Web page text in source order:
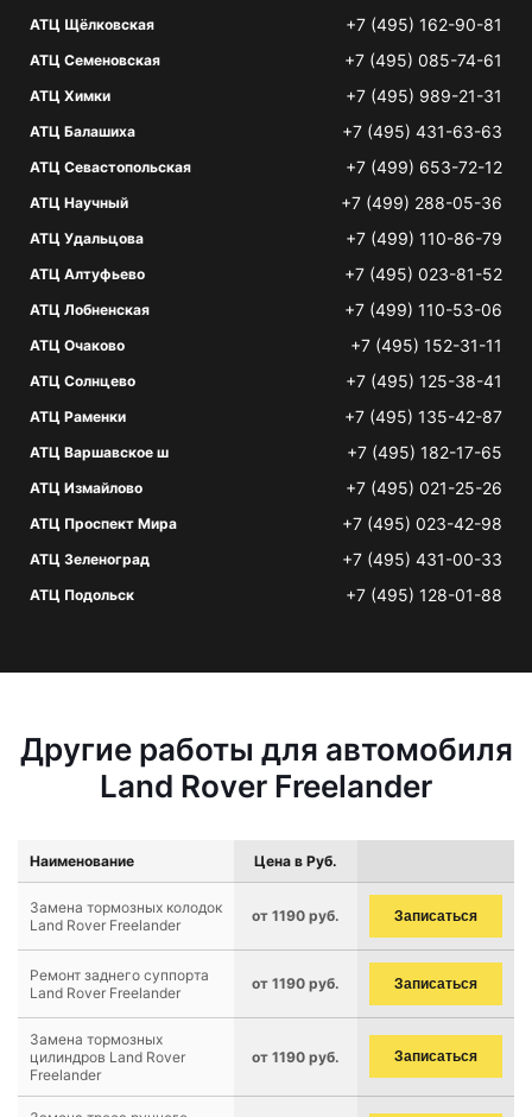
АТЦ Щёлковская +7 (495) 162-90-81
АТЦ Семеновская +7 (495) 085-74-61
АТЦ Химки +7 (495) 989-21-31
АТЦ Балашиха +7 (495) 431-63-63
АТЦ Севастопольская +7 (499) 653-72-12
АТЦ Научный +7 (499) 288-05-36
АТЦ Удальцова +7 (499) 110-86-79
АТЦ Алтуфьево +7 (495) 023-81-52
АТЦ Лобненская +7 (499) 110-53-06
АТЦ Очаково +7 (495) 152-31-11
АТЦ Солнцево +7 (495) 125-38-41
АТЦ Раменки +7 (495) 135-42-87
АТЦ Варшавское ш +7 (495) 182-17-65
АТЦ Измайлово +7 (495) 021-25-26
АТЦ Проспект Мира +7 (495) 023-42-98
АТЦ Зеленоград +7 (495) 431-00-33
АТЦ Подольск +7 (495) 128-01-88
Другие работы для автомобиля
Land Rover Freelander
Наименование Цена в Руб.
Замена тормозных колодок
Land Rover Freelander
от 1190 руб. Записаться
Ремонт заднего суппорта
Land Rover Freelander
от 1190 руб. Записаться
Замена тормозных
цилиндров Land Rover
Freelander
от 1190 руб. Записаться